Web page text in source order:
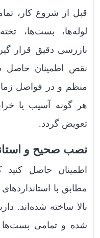
قبل از شروع کار،
لوله‌ها، بست‌ها،
بازرسی دقیق قرار
نقص اطمینان حاصل
منظم و در فواصل
هر گونه آسیب یا
تعویض گردد.
نصب صحیح و
اطمینان حاصل
مطابق با
بالا ساخته شده‌اند.
شده و تمامی بست‌ها